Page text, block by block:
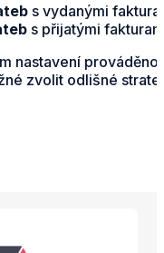
s vydanými
s přijatými
nastavení
zvolit odlišné